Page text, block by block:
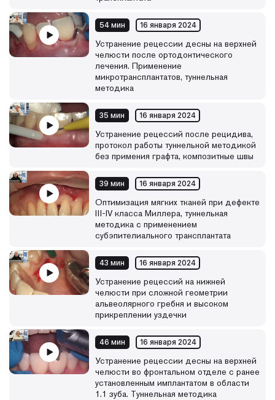
54 мин 16 января 2024
Устранение рецессии десны на верхней
челюсти после ортодонтического
лечения. Применение
микротрансплантатов, туннельная
методика
35 мин 16 января 2024
Устранение рецессий после рецидива,
протокол работы туннельной методикой
без примения графта, композитные швы
39 мин 16 января 2024
Оптимизация мягких тканей при дефекте
III-IV класса Миллера, туннельная
методика с применением
субэпителиального трансплантата
43 мин 16 января 2024
Устранение рецессий на нижней
челюсти при сложной геометрии
альвеолярного гребня и высоком
прикреплении уздечки
46 мин 16 января 2024
Устранение рецессии десны на верхней
челюсти во фронтальном отделе с ранее
установленным имплантатом в области
1.1 зуба. Туннельная методика